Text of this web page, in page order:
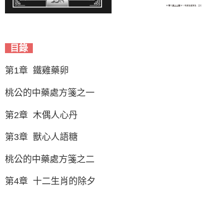
目錄
第1章 鐵雞藥卵
桃公的中藥處方箋之一
第2章 木偶人心丹
第3章 獸心人語糖
桃公的中藥處方箋之二
第4章 十二生肖的除夕